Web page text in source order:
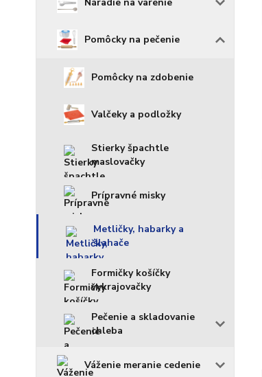
Pomôcky na pečenie
Pomôcky na zdobenie
Valčeky a podložky
Stierky špachtle
maslovačky
Prípravné misky
Metličky, habarky a
šlahače
Formičky košíčky
vykrajovačky
Pečenie a skladovanie
chleba
Váženie meranie cedenie